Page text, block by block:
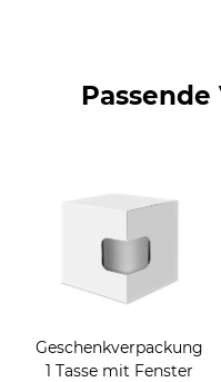
Geschenkverpackung
1 Tasse mit Fenster